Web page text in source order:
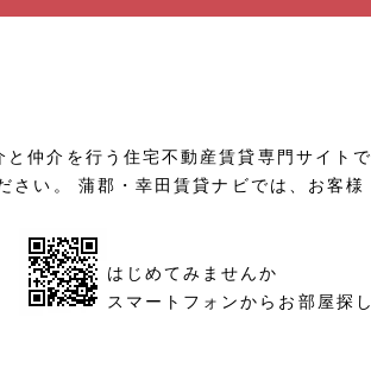
仲介を行う住宅不動産賃貸専門サイトで
さい。 蒲郡・幸田賃貸ナビでは、お客様
はじめてみませんか
スマートフォンからお部屋探し